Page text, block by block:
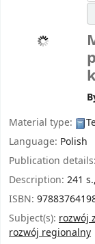
Material type:
Language: Polish
Publication details:
Description: 241
ISBN:
Subject(s): rozwój
rozwój regionalny